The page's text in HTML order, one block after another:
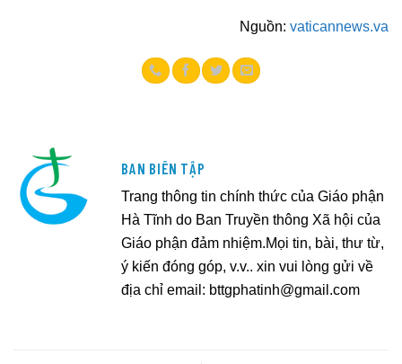
Nguồn: vaticannews.va
BAN BIÊN TẬP
Trang thông tin chính thức của Giáo phận
Hà Tĩnh do Ban Truyền thông Xã hội của
Giáo phận đảm nhiệm.Mọi tin, bài, thư từ,
ý kiến đóng góp, v.v.. xin vui lòng gửi về
địa chỉ email: bttgphatinh@gmail.com